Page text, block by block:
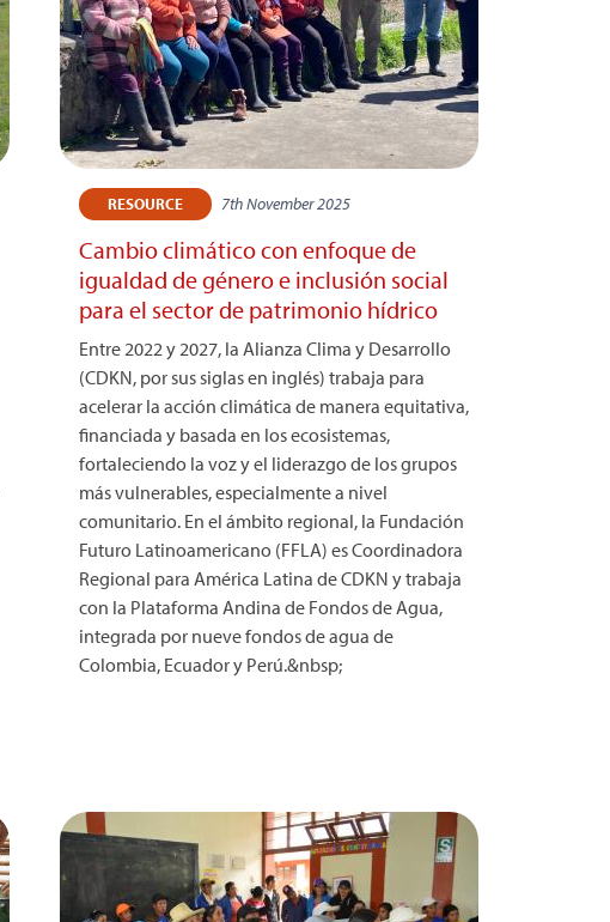
RESOURCE 7th November 2025
Cambio climático con enfoque de
igualdad de género e inclusión social
para el sector de patrimonio hídrico
Entre 2022 y 2027, la Alianza Clima y Desarrollo
(CDKN, por sus siglas en inglés) trabaja para
acelerar la acción climática de manera equitativa,
financiada y basada en los ecosistemas,
fortaleciendo la voz y el liderazgo de los grupos
más vulnerables, especialmente a nivel
comunitario. En el ámbito regional, la Fundación
Futuro Latinoamericano (FFLA) es Coordinadora
Regional para América Latina de CDKN y trabaja
con la Plataforma Andina de Fondos de Agua,
integrada por nueve fondos de agua de
Colombia, Ecuador y Perú.&nbsp;